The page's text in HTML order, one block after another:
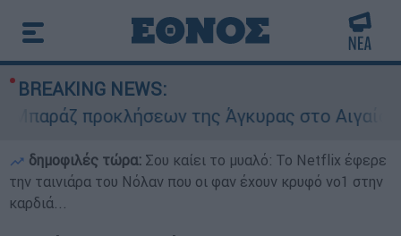
BREAKING NEWS:
προκλήσεων της Άγκυρας στο Αιγαίο:
δημοφιλές τώρα: Σου καίει το μυαλό: Το Netflix έφερε
την ταινιάρα του Νόλαν που οι φαν έχουν κρυφό νο1 στην
καρδιά...